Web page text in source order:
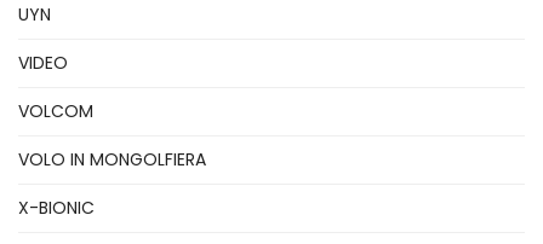
UYN
VIDEO
VOLCOM
VOLO IN MONGOLFIERA
X-BIONIC